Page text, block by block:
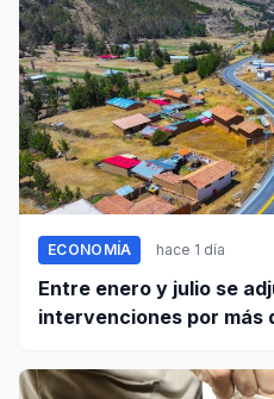
ECONOMÍA hace 1 día
Entre enero y julio se
intervenciones por más